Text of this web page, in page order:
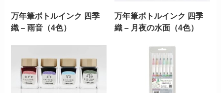
万年筆ボトルインク 四季
織 – 雨音（4色）
万年筆ボトルインク 四季
織 – 月夜の水面（4色）